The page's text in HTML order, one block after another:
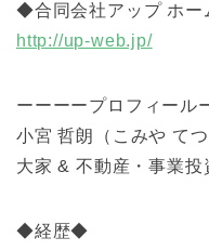
◆合同会社アップ ホ
http://up-web.jp/
ーーーープロフィール
小宮 哲朗（こみや てつ
大家 & 不動産・事業投
◆経歴◆